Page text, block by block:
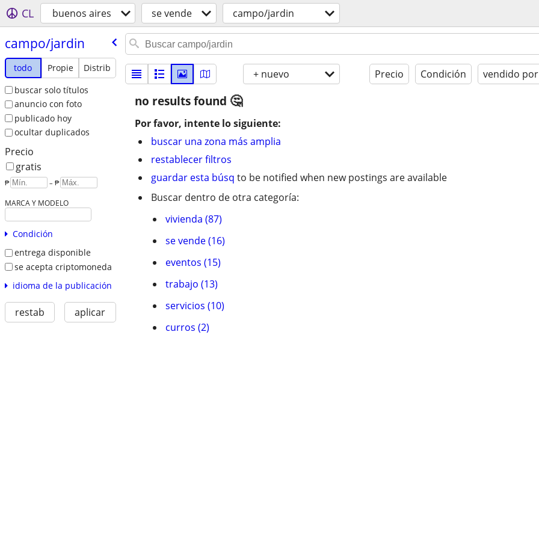
CL buenos aires se vende campo/jardin
campo/​jardin
todo Propie
Distrib
buscar solo títulos
anuncio con foto
publicado hoy
ocultar duplicados
Precio
gratis
₱ – ₱
MARCA Y MODELO
Condición
entrega disponible
se acepta criptomoneda
idioma de la publicación
restab aplicar
+ nuevo Precio Condición vendido por
no results found
Por favor, intente lo siguiente:
buscar una zona más amplia
restablecer filtros
guardar esta búsq to be notified when new postings are available
Buscar dentro de otra categoría:
vivienda (87)
se vende (16)
eventos (15)
trabajo (13)
servicios (10)
curros (2)